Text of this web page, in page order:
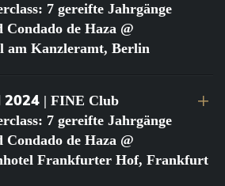
7 gereifte Jahrgänge
de Haza @
am Kanzleramt, Berlin
2024 | FINE Club
7 gereifte Jahrgänge
de Haza @
Frankfurter Hof, Frankfurt